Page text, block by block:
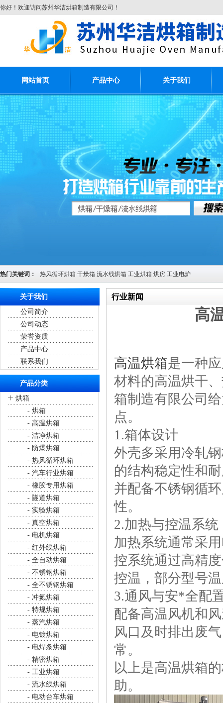
你好！欢迎访问苏州华洁烘箱制造有限公司！
网站首页 产品中心 关于我们
热门关键词： 热风循环烘箱 干燥箱 流水线烘箱 工业烘箱 烘房 工业电炉
关于我们
公司简介
公司动态
荣誉资质
产品中心
联系我们
产品分类
+ 烘箱
- 烘箱
- 高温烘箱
- 洁净烘箱
- 防爆烘箱
- 热风循环烘箱
- 汽车行业烘箱
- 橡胶专用烘箱
- 隧道烘箱
- 实验烘箱
- 真空烘箱
- 电机烘箱
- 红外线烘箱
- 全自动烘箱
- 不锈钢烘箱
- 全不锈钢烘箱
- 冲氮烘箱
- 特规烘箱
- 蒸汽烘箱
- 电镀烘箱
- 电焊条烘箱
- 精密烘箱
- 工业烘箱
- 流水线烘箱
- 电动台车烘箱
行业新闻
行业新闻
高
高温烘箱是一种
材料的高温烘干
箱制造有限公司
点。
1.箱体设计
外壳多采用冷轧
的结构稳定性和
并配备不锈钢循
性。
2.加热与控温系统
加热系统通常采
控系统通过高精
控温，部分型号
3.通风与安*全配
配备高温风机和
风口及时排出废
常。
以上是高温烘箱
助。